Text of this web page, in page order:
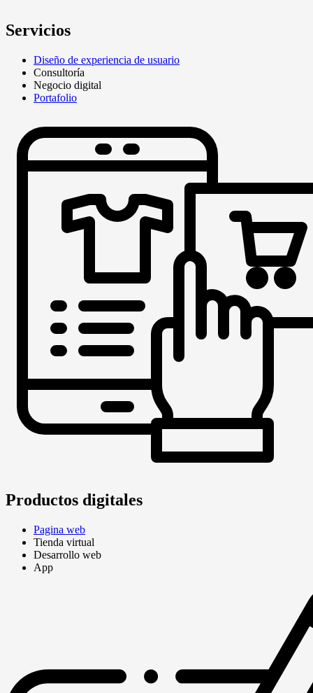
Servicios
Diseño de experiencia de usuario
Consultoría
Negocio digital
Portafolio
Productos digitales
Pagina web
Tienda virtual
Desarrollo web
App